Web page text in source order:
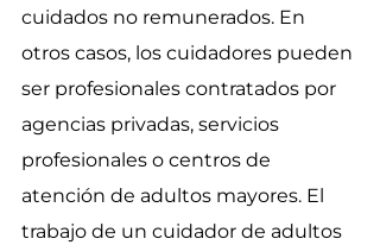
cuidados no remunerados. En
otros casos, los cuidadores pueden
ser profesionales contratados por
agencias privadas, servicios
profesionales o centros de
atención de adultos mayores. El
trabajo de un cuidador de adultos